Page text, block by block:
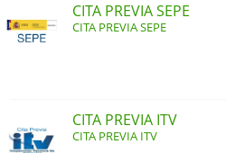
CITA PREVIA SEPE
CITA PREVIA SEPE
CITA PREVIA ITV
CITA PREVIA ITV